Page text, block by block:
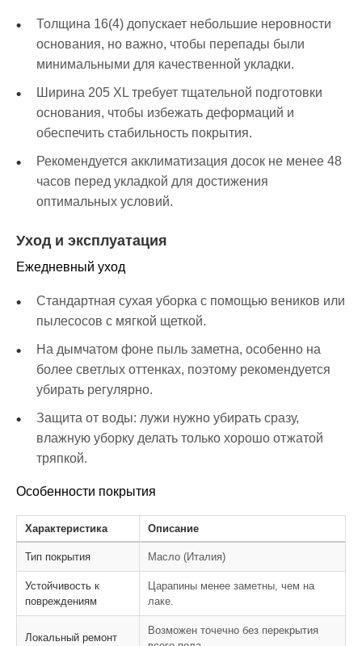
Толщина 16(4) допускает небольшие неровности
основания, но важно, чтобы перепады были
минимальными для качественной укладки.
Ширина 205 XL требует тщательной подготовки
основания, чтобы избежать деформаций и
обеспечить стабильность покрытия.
Рекомендуется акклиматизация досок не менее 48
часов перед укладкой для достижения
оптимальных условий.
Уход и эксплуатация
Ежедневный уход
Стандартная сухая уборка с помощью веников или
пылесосов с мягкой щеткой.
На дымчатом фоне пыль заметна, особенно на
более светлых оттенках, поэтому рекомендуется
убирать регулярно.
Защита от воды: лужи нужно убирать сразу,
влажную уборку делать только хорошо отжатой
тряпкой.
Особенности покрытия
Характеристика Описание
Тип покрытия Масло (Италия)
Устойчивость к
повреждениям
Царапины менее заметны, чем на
лаке.
Локальный ремонт
Возможен точечно без перекрытия